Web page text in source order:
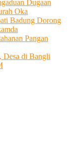
Dugaan
Oka
Badung Dorong
Pangan
Desa di Bangli